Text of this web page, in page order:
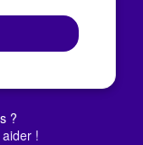
?
!